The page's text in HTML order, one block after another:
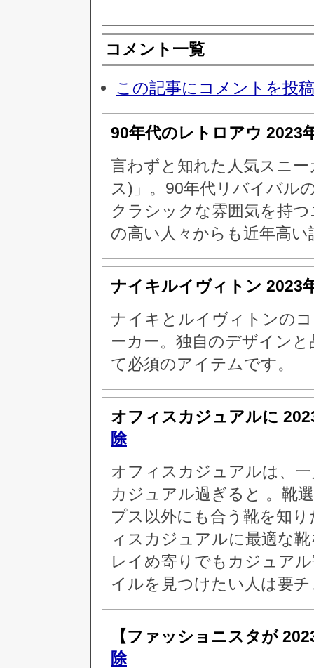
コメント一覧
この記事にコメントを投
90年代のレトロアウ 2023
言わずと知れた人気スニ
ス)」。90年代リバイバル
クラシックな雰囲気を持
の高い人々からも近年高
ナイキルイヴィトン 2023
ナイキとルイヴィトンの
ーカー。独自のデザイン
て必須のアイテムです。
オフィスカジュアルに
除
オフィスカジュアルは、
カジュアル過ぎると 。靴
プス以外にも合う靴を知
ィスカジュアルに最適な
レイめ寄りでもカジュア
イルを見つけたい人は要
【ファッショニスタが
除